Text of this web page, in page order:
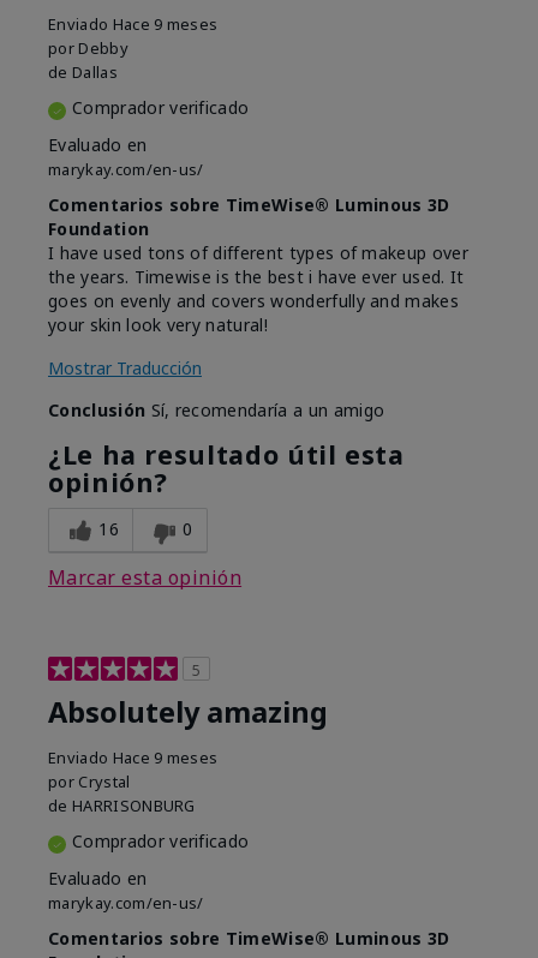
Enviado Hace 9 meses
por Debby
de Dallas
Comprador verificado
Evaluado en
marykay.com/en-us/
Comentarios sobre TimeWise® Luminous 3D
Foundation
I have used tons of different types of makeup over
the years. Timewise is the best i have ever used. It
goes on evenly and covers wonderfully and makes
your skin look very natural!
Mostrar Traducción
Conclusión Sí, recomendaría a un amigo
¿Le ha resultado útil esta
opinión?
16 0
Marcar esta opinión
5
Absolutely amazing
Enviado Hace 9 meses
por Crystal
de HARRISONBURG
Comprador verificado
Evaluado en
marykay.com/en-us/
Comentarios sobre TimeWise® Luminous 3D